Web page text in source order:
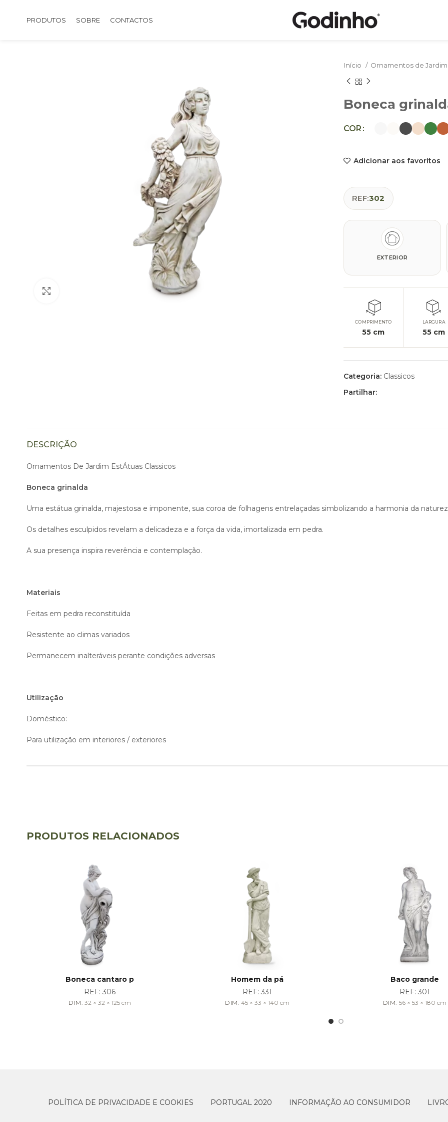
PRODUTOS SOBRE CONTACTOS
Início Ornamentos de
Boneca
COR
Adicionar aos favoritos
REF:302
EXTERIOR
COMPRIMENTO
55 cm
LARGURA
55 cm
Categoria: Classicos
Partilhar:
DESCRIÇÃO
Ornamentos De Jardim EstÁtuas Classicos
Boneca grinalda
Uma estátua grinalda, majestosa e imponente, sua coroa de folhagens entrelaçadas simbolizando a harmonia da
Os detalhes esculpidos revelam a delicadeza e a força da vida, imortalizada em pedra.
A sua presença inspira reverência e contemplação.
Materiais
Feitas em pedra reconstituída
Resistente ao climas variados
Permanecem inalteráveis perante condições adversas
Utilização
Doméstico:
Para utilização em interiores / exteriores
PRODUTOS RELACIONADOS
Boneca cantaro p
REF: 306
DIM. 32 × 32 × 125cm
Homem da pá
REF: 331
DIM. 45 × 33 × 140cm
Baco grande
REF: 301
DIM. 56 × 53 × 180 cm
POLÍTICA DE PRIVACIDADE E COOKIES PORTUGAL 2020 INFORMAÇÃO AO CONSUMIDOR